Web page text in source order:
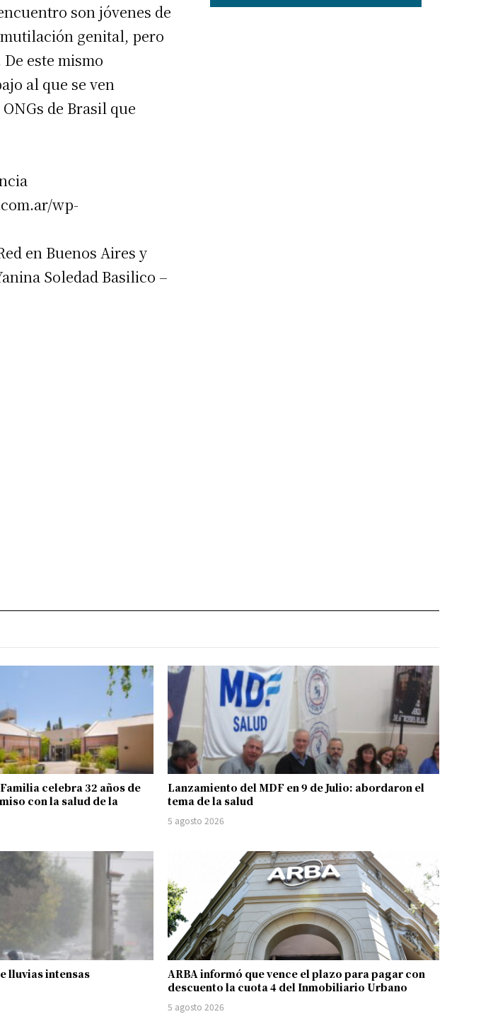
son jóvenes de
genital, pero
este mismo
al que se ven
de Brasil que
wp-
en Buenos Aires y
Soledad Basilico –
celebra 32 años de
con la salud de la
Lanzamiento del MDF en 9 de Julio: abordaron el
tema de la salud
5 agosto 2026
lluvias intensas
ARBA informó que vence el plazo para pagar con
descuento la cuota 4 del Inmobiliario Urbano
5 agosto 2026